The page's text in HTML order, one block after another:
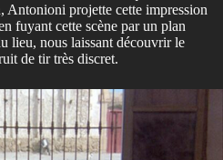
Antonioni projette cette impression
fuyant cette scène par un plan
lieu, nous laissant découvrir le
de tir très discret.